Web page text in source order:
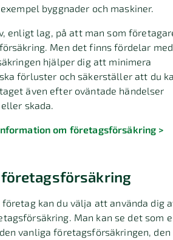
byggnader och maskiner.
enligt lag, på att man som
Men det finns fördelar med
hjälper dig att minimera
förluster och säkerställer att du
även efter oväntade händelser
skada.
om företagsförsäkring >
företagsförsäkring
kan du välja att använda dig
Man kan se det som
vanliga företagsförsäkringen, den